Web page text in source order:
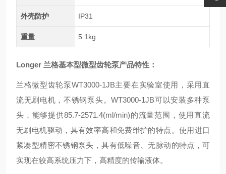
外壳防护 IP31
重量 5.1kg
Longer 兰格基本型微型齿轮泵产品特性：
兰格微型齿轮泵WT3000-1JB主要在实验室使用，采用直
流无刷电机，不锈钢泵头。WT3000-1JB可以安装多种泵
头，能够提供85.7-2571.4(ml/min)的流量范围，使用直流
无刷电机驱动，具有效率高和免费维护的特点。使用进口
紧凑型精密不锈钢泵头，具有低噪音、无脉动的特点，可
实现在较高系统压力下，高精度的传输液体。